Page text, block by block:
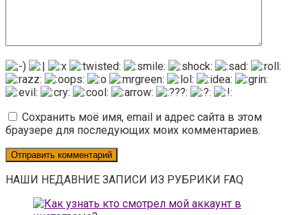
Сохранить моё имя, email и адрес сайта в этом
браузере для последующих моих комментариев.
НАШИ НЕДАВНИЕ ЗАПИСИ ИЗ РУБРИКИ FAQ